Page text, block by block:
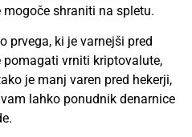
shraniti na spletu.
prvega, ki je varnejši pred
pomagati vrniti kriptovalute,
je manj varen pred hekerji,
lahko ponudnik denarnice